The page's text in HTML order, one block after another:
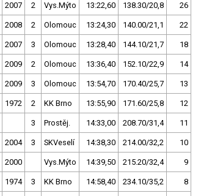
2007 2 Vys.Mýto 13:22,60 138.30/20,8 26
2008 2 Olomouc 13:24,30 140.00/21,1 22
2007 3 Olomouc 13:28,40 144.10/21,7 18
2009 2 Olomouc 13:36,40 152.10/22,9 14
2009 3 Olomouc 13:54,70 170.40/25,7 13
1972 2 KK Brno 13:55,90 171.60/25,8 12
3 Prostěj. 14:33,00 208.70/31,4 11
2004 3 SKVeselí 14:38,30 214.00/32,2 10
2000 Vys.Mýto 14:39,50 215.20/32,4 9
1974 3 KK Brno 14:58,40 234.10/35,2 8